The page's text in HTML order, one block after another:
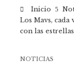
Inicio
Los Mavs, cada
con las
NOTICIAS